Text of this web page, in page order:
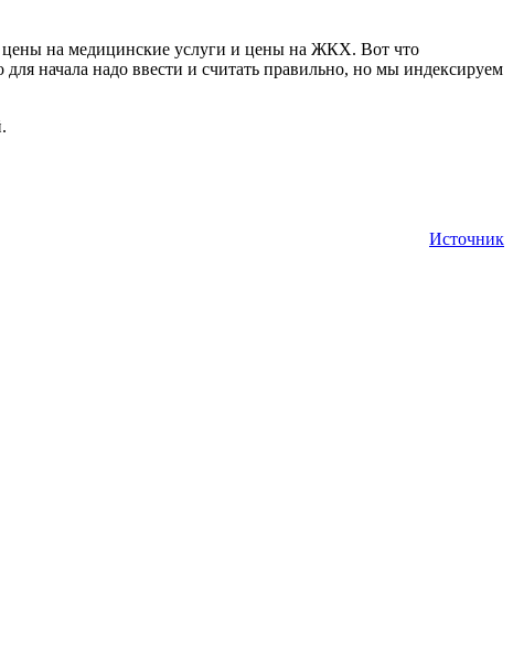
цены на медицинские услуги и цены на ЖКХ. Вот что
начала надо ввести и считать правильно, но мы индексируем
Источник